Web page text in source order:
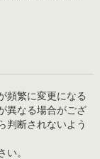
頻繁に変更になる
異なる場合がござ
判断されないよう
。